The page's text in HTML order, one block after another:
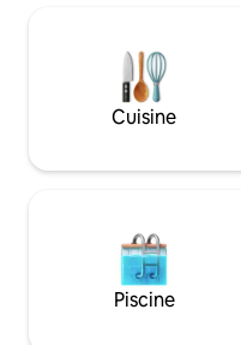
intelligents et d'une
plongée, chaises de
glacières, et tous vos
à vous offrir en matière
Cuisine
Piscine